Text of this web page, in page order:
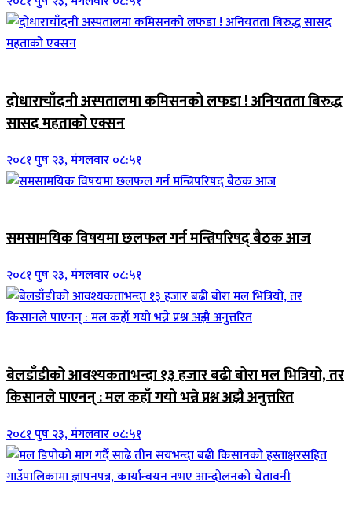
दोधाराचाँदनी अस्पतालमा कमिसनको लफडा ! अनियतता बिरुद्ध
सासद महताको एक्सन
२०८१ पुष २३, मंगलवार ०८:५१
समसामयिक विषयमा छलफल गर्न मन्त्रिपरिषद् बैठक आज
२०८१ पुष २३, मंगलवार ०८:५१
बेलडाँडीको आवश्यकताभन्दा १३ हजार बढी बोरा मल भित्रियो, तर
किसानले पाएनन् : मल कहाँ गयो भन्ने प्रश्न अझै अनुत्तरित
२०८१ पुष २३, मंगलवार ०८:५१